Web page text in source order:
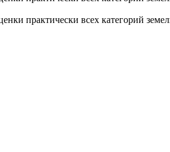
практически всех категорий